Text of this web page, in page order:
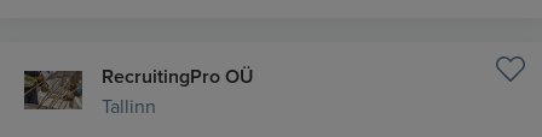
RecruitingPro OÜ
Tallinn